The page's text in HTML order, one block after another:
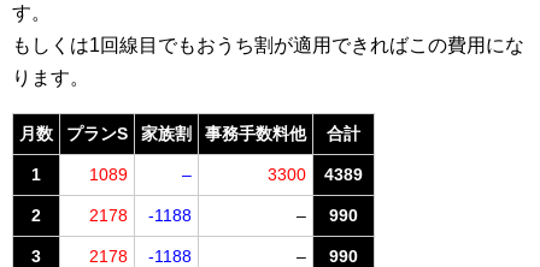
す。
もしくは1回線目でもおうち割が適用できればこの費用にな
ります。
月数 プランS 家族割 事務手数料他 合計
1 1089 – 3300 4389
2 2178 -1188 – 990
3 2178 -1188 – 990